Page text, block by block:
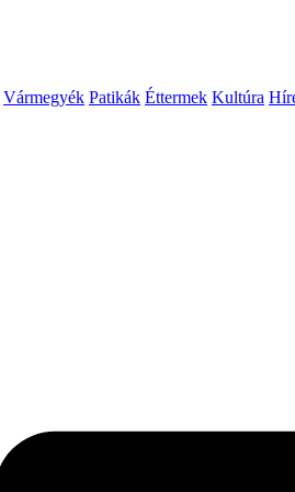
Vármegyék Patikák Éttermek Kultúra